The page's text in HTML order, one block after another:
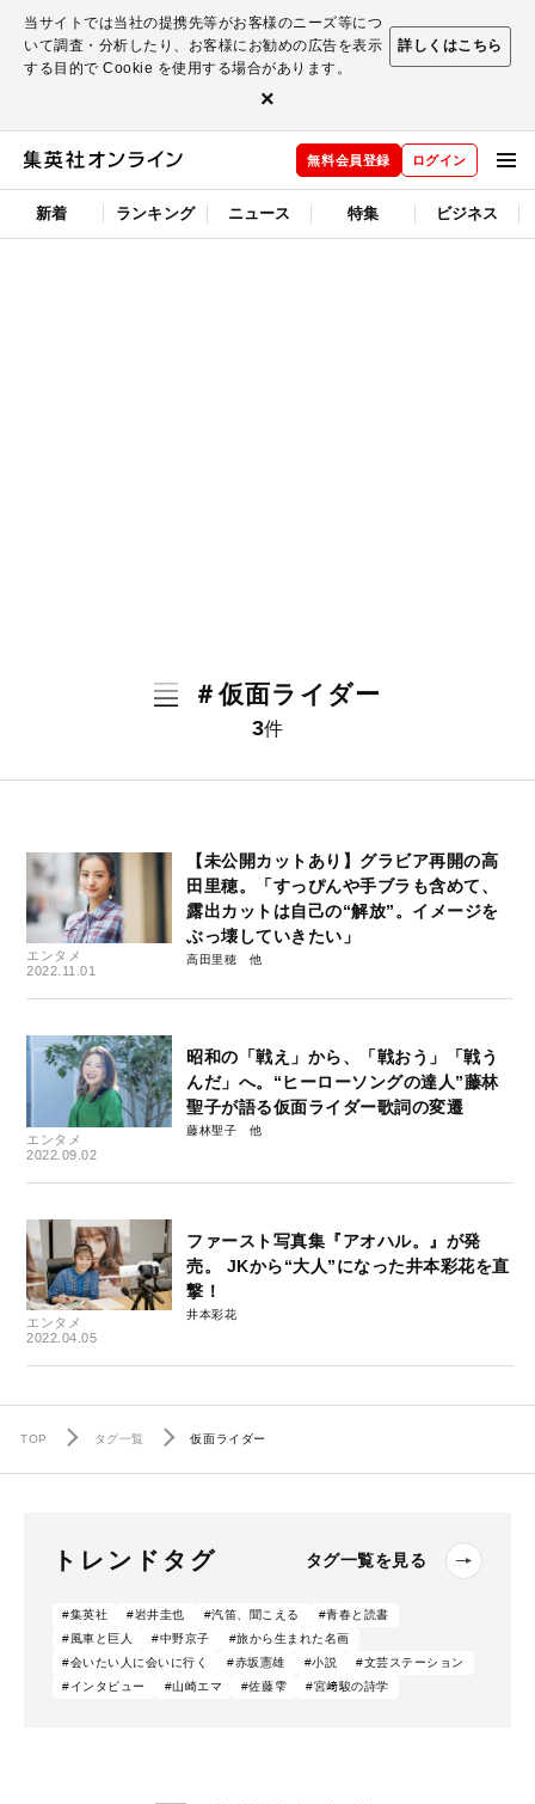
当サイトでは当社の提携先等がお客様のニーズ等につ
いて調査・分析したり、お客様にお勧めの広告を表示
する目的で Cookie を使用する場合があります。
詳しくはこちら
×
無料会員登録 ログイン
新着 ランキング ニュース 特集 ビジネス
＃仮面ライダー
3件
エンタメ
2022.11.01
【未公開カットあり】グラビア再開の高
田里穂。「すっぴんや手ブラも含めて、
露出カットは自己の“解放”。イメージを
ぶっ壊していきたい」
高田里穂
エンタメ
2022.09.02
昭和の「戦え」から、「戦おう」「戦う
んだ」へ。“ヒーローソングの達人”藤林
聖子が語る仮面ライダー歌詞の変遷
藤林聖子
エンタメ
2022.04.05
ファースト写真集『アオハル。』が発
売。 JKから“大人”になった井本彩花を直
撃！
井本彩花
TOP タグ一覧 仮面ライダー
トレンドタグ タグ一覧を見る
#集英社 #岩井圭也 #汽笛、聞こえる
#青春と読書
#風車と巨人
#中野京子
#旅から生まれた名画
#会いたい人に会いに行く
#赤坂憲雄 #小説
#文芸ステーション
#インタビュー
#山崎エマ #佐藤雫 #宮﨑駿の詩学